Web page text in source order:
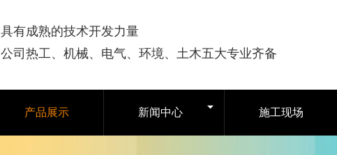
具有成熟的技术开发力量
公司热工、机械、电气、环境、土木五大专业齐备
产品展示 新闻中心 施工现场